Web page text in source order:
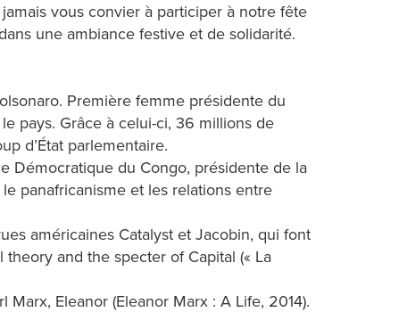
vous convier à participer à notre fête
une ambiance festive et de solidarité.
Première femme présidente du
pays. Grâce à celui-ci, 36 millions de
d’État parlementaire.
Démocratique du Congo, présidente de la
panafricanisme et les relations entre
américaines Catalyst et Jacobin, qui font
and the specter of Capital (« La
Eleanor (Eleanor Marx : A Life, 2014).